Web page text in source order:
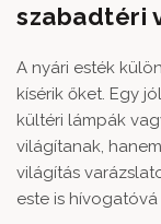
szabadtéri
A nyári esték
kísérik őket. Egy
kültéri lámpák
világítanak,
világítás
este is